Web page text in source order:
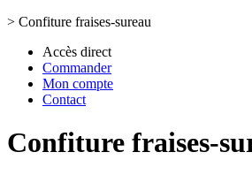
> Confiture fraises-sureau
Accès direct
Commander
Mon compte
Contact
Confiture fraises-